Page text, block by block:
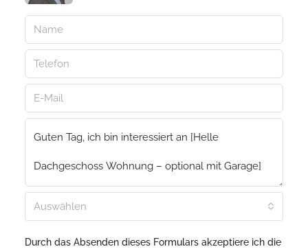
Auswählen
Durch das Absenden dieses Formulars akzeptiere ich die